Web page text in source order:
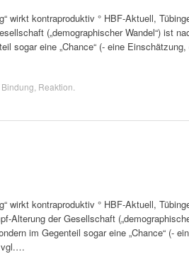
wirkt kontraproduktiv ° HBF-Aktuell,
(„demographischer Wandel“) ist
sogar eine „Chance“ (- eine
Reaktion
wirkt kontraproduktiv ° HBF-Aktuell,
Alterung der Gesellschaft
im Gegenteil sogar eine „Chance“ (-
vgl.…